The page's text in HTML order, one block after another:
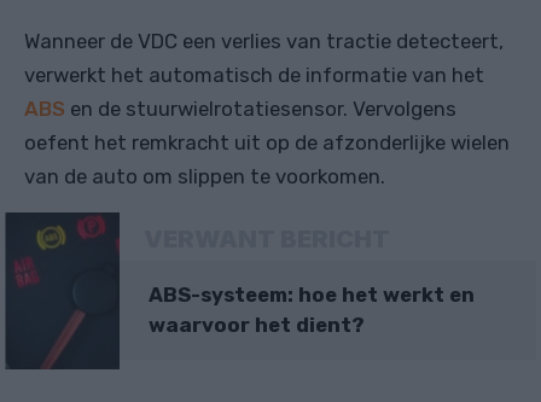
Wanneer de VDC een verlies van tractie detecteert,
verwerkt het automatisch de informatie van het
ABS en de stuurwielrotatiesensor. Vervolgens
oefent het remkracht uit op de afzonderlijke wielen
van de auto om slippen te voorkomen.
ABS-systeem: hoe het werkt en
waarvoor het dient?